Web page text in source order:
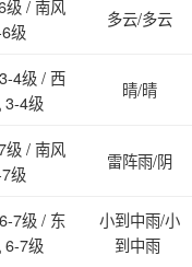
级 / 南风
级
多云/多云
4级 / 西
3-4级
晴/晴
级 / 南风
级
雷阵雨/阴
7级 / 东
6-7级
小到中雨/小
到中雨